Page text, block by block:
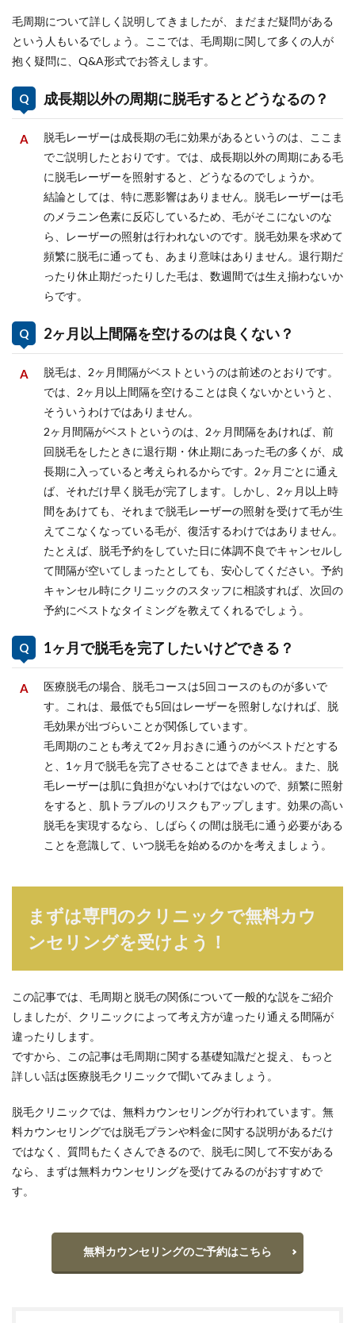
毛周期について詳しく説明してきましたが、まだまだ疑問がある
という人もいるでしょう。ここでは、毛周期に関して多くの人が
抱く疑問に、Q&A形式でお答えします。
成長期以外の周期に脱毛するとどうなるの？
脱毛レーザーは成長期の毛に効果があるというのは、ここま
でご説明したとおりです。では、成長期以外の周期にある毛
に脱毛レーザーを照射すると、どうなるのでしょうか。
結論としては、特に悪影響はありません。脱毛レーザーは毛
のメラニン色素に反応しているため、毛がそこにないのな
ら、レーザーの照射は行われないのです。脱毛効果を求めて
頻繁に脱毛に通っても、あまり意味はありません。退行期だ
ったり休止期だったりした毛は、数週間では生え揃わないか
らです。
2ヶ月以上間隔を空けるのは良くない？
脱毛は、2ヶ月間隔がベストというのは前述のとおりです。
では、2ヶ月以上間隔を空けることは良くないかというと、
そういうわけではありません。
2ヶ月間隔がベストというのは、2ヶ月間隔をあければ、前
回脱毛をしたときに退行期・休止期にあった毛の多くが、成
長期に入っていると考えられるからです。2ヶ月ごとに通え
ば、それだけ早く脱毛が完了します。しかし、2ヶ月以上時
間をあけても、それまで脱毛レーザーの照射を受けて毛が生
えてこなくなっている毛が、復活するわけではありません。
たとえば、脱毛予約をしていた日に体調不良でキャンセルし
て間隔が空いてしまったとしても、安心してください。予約
キャンセル時にクリニックのスタッフに相談すれば、次回の
予約にベストなタイミングを教えてくれるでしょう。
1ヶ月で脱毛を完了したいけどできる？
医療脱毛の場合、脱毛コースは5回コースのものが多いで
す。これは、最低でも5回はレーザーを照射しなければ、脱
毛効果が出づらいことが関係しています。
毛周期のことも考えて2ヶ月おきに通うのがベストだとする
と、1ヶ月で脱毛を完了させることはできません。また、脱
毛レーザーは肌に負担がないわけではないので、頻繁に照射
をすると、肌トラブルのリスクもアップします。効果の高い
脱毛を実現するなら、しばらくの間は脱毛に通う必要がある
ことを意識して、いつ脱毛を始めるのかを考えましょう。
まずは専門のクリニックで無料カウ
ンセリングを受けよう！
この記事では、毛周期と脱毛の関係について一般的な説をご紹介
しましたが、クリニックによって考え方が違ったり通える間隔が
違ったりします。
ですから、この記事は毛周期に関する基礎知識だと捉え、もっと
詳しい話は医療脱毛クリニックで聞いてみましょう。
脱毛クリニックでは、無料カウンセリングが行われています。無
料カウンセリングでは脱毛プランや料金に関する説明があるだけ
ではなく、質問もたくさんできるので、脱毛に関して不安がある
なら、まずは無料カウンセリングを受けてみるのがおすすめで
す。
無料カウンセリングのご予約はこちら